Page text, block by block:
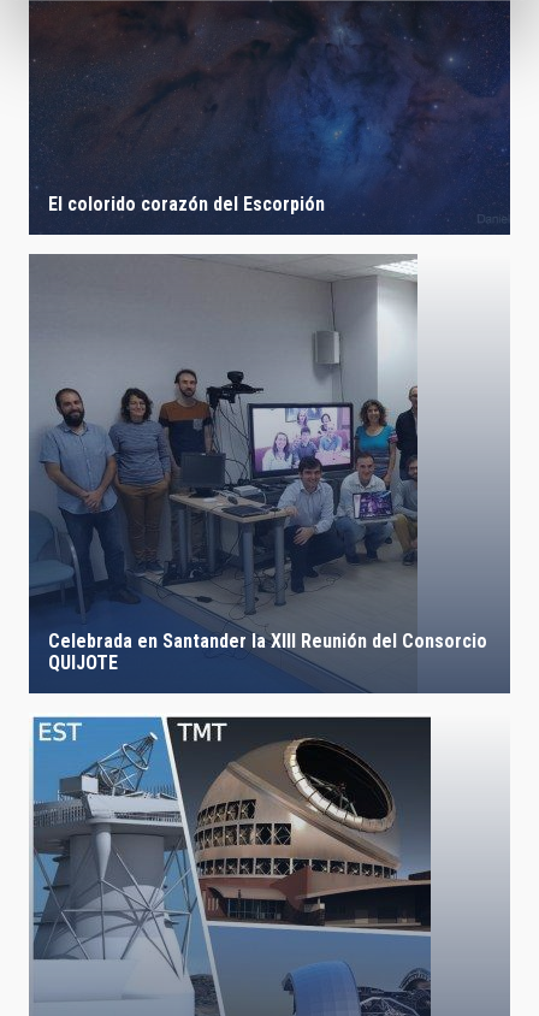
El colorido corazón del Escorpión
Celebrada en Santander la XIII Reunión del Consorcio
QUIJOTE